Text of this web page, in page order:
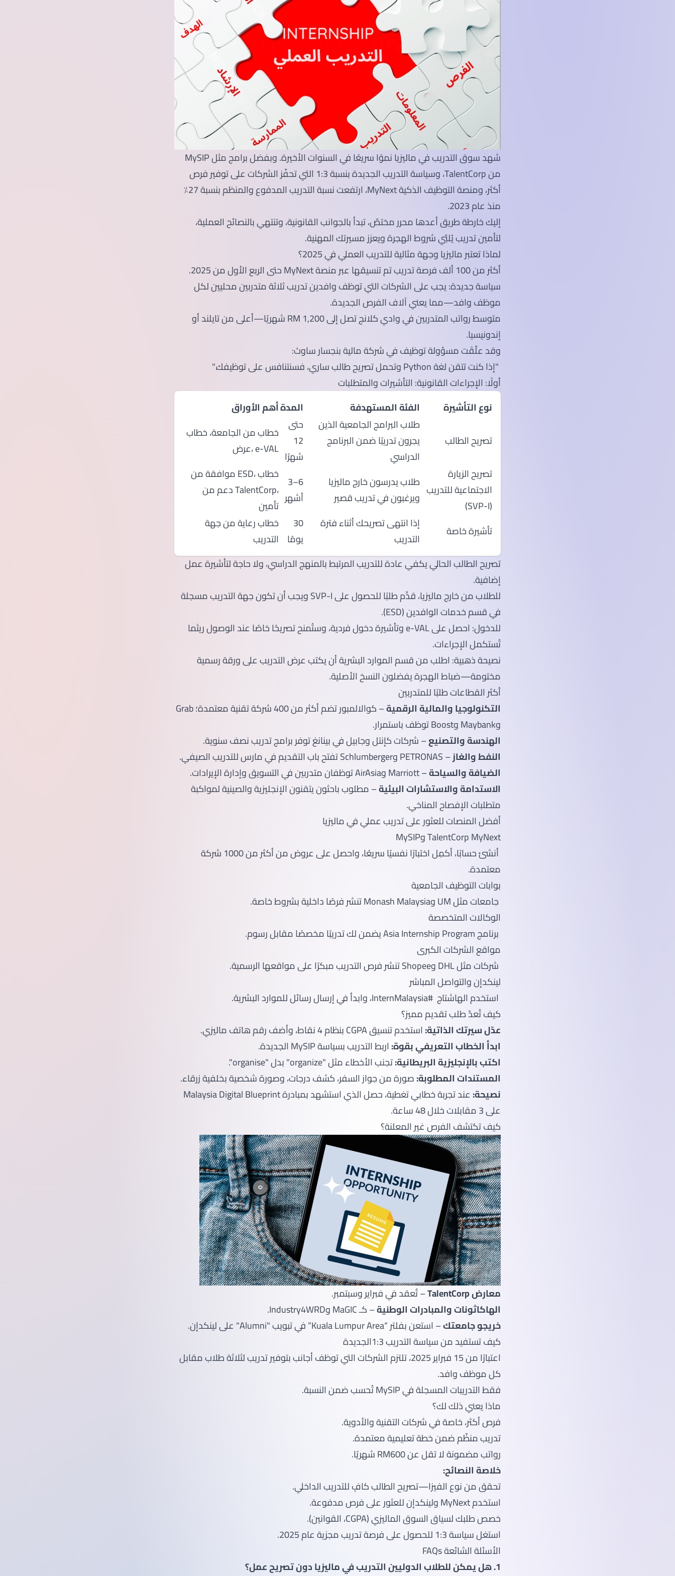
SEGi University Kota Damansara
Management and Science University (MSU)
شهد سوق التدريب في ماليزيا نموًا سريعًا في السنوات الأخيرة. وبفضل برامج مثل MySIP
من TalentCorp، وسياسة التدريب الجديدة بنسبة 1:3 التي تحفّز الشركات على توفير فرص
أكثر، ومنصة التوظيف الذكية MyNext، ارتفعت نسبة التدريب المدفوع والمنظم بنسبة 27٪
منذ عام 2023.
إليك خارطة طريق أعدها محرر مختصّ، تبدأ بالجوانب القانونية، وتنتهي بالنصائح العملية،
لتأمين تدريب يُلبّي شروط الهجرة ويعزز مسيرتك المهنية.
لماذا تعتبر ماليزيا وجهة مثالية للتدريب العملي في 2025؟
أكثر من 100 ألف فرصة تدريب تم تنسيقها عبر منصة MyNext حتى الربع الأول من 2025.
سياسة جديدة: يجب على الشركات التي توظف وافدين تدريب ثلاثة متدربين محليين لكل
موظف وافد—مما يعني آلاف الفرص الجديدة.
متوسط رواتب المتدربين في وادي كلانج تصل إلى RM 1,200 شهريًا—أعلى من تايلند أو
إندونيسيا.
وقد علّقَت مسؤولة توظيف في شركة مالية بنجسار ساوث:
"إذا كنت تتقن لغة Python وتحمل تصريح طالب ساري، فسنتنافس على توظيفك."
أولًا: الإجراءات القانونية: التأشيرات والمتطلبات
نوع التأشيرة
الفئة المستهدفة المدةأهم الأوراق
تصريح الطالب
طلاب البرامج الجامعية الذين
يجرون تدريبًا ضمن البرنامج
الدراسي
حتى
12
شهرًا
خطاب من الجامعة، خطاب
عرض، e-VAL
تصريح الزيارة
الاجتماعية للتدريب
(SVP-I)
طلاب يدرسون خارج ماليزيا
ويرغبون في تدريب قصير
3–6
أشهر
موافقة من ESD، خطاب
دعم من TalentCorp،
تأمين
تأشيرة خاصة
إذا انتهى تصريحك أثناء فترة
التدريب
30
يومًا
خطاب رعاية من جهة
التدريب
تصريح الطالب الحالي يكفي عادة للتدريب المرتبط بالمنهج الدراسي، ولا حاجة لتأشيرة عمل
إضافية.
للطلاب من خارج ماليزيا، قدِّم طلبًا للحصول على SVP-I ويجب أن تكون جهة التدريب مسجلة
في قسم خدمات الوافدين (ESD).
للدخول: احصل على e-VAL وتأشيرة دخول فردية، وستُمنح تصريحًا خاصًا عند الوصول ريثما
تُستكمل الإجراءات.
نصيحة ذهبية: اطلب من قسم الموارد البشرية أن يكتب عرض التدريب على ورقة رسمية
مختومة—ضباط الهجرة يفضلون النسخ الأصلية.
أكثر القطاعات طلبًا للمتدربين
التكنولوجيا والمالية الرقمية
– كوالالمبور تضم أكثر من 400 شركة تقنية معتمدة؛ Grab
وMaybank وBoost توظف باستمرار.
الهندسة والتصنيع– شركات كإنتل وجابيل في بينانغ توفر برامج تدريب نصف سنوية.
النفط والغاز– PETRONAS وSchlumberger تفتح باب التقديم في مارس للتدريب الصيفي.
الضيافة والسياحة– Marriott وAirAsia توظفان متدربين في التسويق وإدارة الإيرادات.
الاستدامة والاستشارات البيئية– مطلوب باحثون يتقنون الإنجليزية والصينية لمواكبة
متطلبات الإفصاح المناخي.
أفضل المنصات للعثور على تدريب عملي في ماليزيا
TalentCorp MyNext وMySIP
أنشئ حسابًا، أكمِل اختبارًا نفسيًا سريعًا، واحصل على عروض من أكثر من 1000 شركة
معتمدة.
بوابات التوظيف الجامعية
جامعات مثل UM وMonash Malaysia تنشر فرصًا داخلية بشروط خاصة.
الوكالات المتخصصة
برنامج Asia Internship Program يضمن لك تدريبًا مخصصًا مقابل رسوم.
مواقع الشركات الكبرى
شركات مثل DHL وShopee تنشر فرص التدريب مبكرًا على مواقعها الرسمية.
لينكدإن والتواصل المباشر
استخدم الهاشتاج #InternMalaysia، وابدأ في إرسال رسائل للموارد البشرية.
كيف تُعدّ طلب تقديم مميز؟
عدّل سيرتك الذاتية: استخدم تنسيق CGPA بنظام 4 نقاط، وأضف رقم هاتف ماليزي.
ابدأ الخطاب التعريفي بقوة: اربط التدريب بسياسة MySIP الجديدة.
اكتب بالإنجليزية البريطانية:تجنب الأخطاء مثل "organize" بدل "organise".
المستندات المطلوبة:صورة من جواز السفر، كشف درجات، وصورة شخصية بخلفية زرقاء.
نصيحة:
عند تجربة خطابي تغطية، حصل الذي استشهد بمبادرة Malaysia Digital Blueprint
على 3 مقابلات خلال 48 ساعة.
كيف تكتشف الفرص غير المعلنة؟
معارض TalentCorp
– تُعقد في فبراير وسبتمبر.
الهاكاثونات والمبادرات الوطنية– كـ MaGIC وIndustry4WRD.
خريجو جامعتك– استعن بفلتر “Kuala Lumpur Area” في تبويب "Alumni" على لينكدإن.
كيف تستفيد من سياسة التدريب 1:3الجديدة
اعتبارًا من 15 فبراير 2025، تلتزم الشركات التي توظف أجانب بتوفير تدريب لثلاثة طلاب مقابل
كل موظف وافد.
فقط التدريبات المسجلة في MySIP تُحسب ضمن النسبة.
ماذا يعني ذلك لك؟
فرص أكثر، خاصة في شركات التقنية والأدوية.
تدريب منظّم ضمن خطة تعليمية معتمدة.
رواتب مضمونة لا تقل عن RM600 شهريًا.
خلاصة النصائح:
تحقق من نوع الفيزا—تصريح الطالب كافٍ للتدريب الداخلي.
استخدم MyNext ولينكدإن للعثور على فرص مدفوعة.
خصص طلبك لسياق السوق الماليزي (CGPA، القوانين).
استغل سياسة 1:3 للحصول على فرصة تدريب مجزية عام 2025.
الأسئلة الشائعة FAQs
1. هل يمكن للطلاب الدوليين التدريب في ماليزيا دون تصريح عمل؟